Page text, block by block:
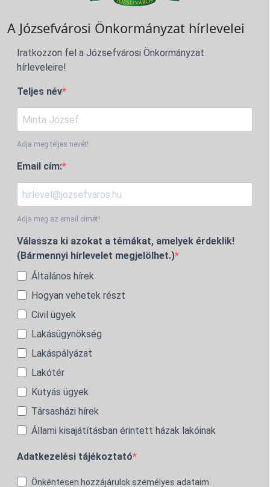
A Józsefvárosi Önkormányzat hírlevelei
Iratkozzon fel a Józsefvárosi Önkormányzat
hírleveleire!
Teljes név
Adja meg teljes nevét!
Email cím:
Adja meg az email címét!
Válassza ki azokat a témákat, amelyek érdeklik!
(Bármennyi hírlevelet megjelölhet.)
Általános hírek
Hogyan vehetek részt
Civil ügyek
Lakásügynökség
Lakáspályázat
Lakótér
Kutyás ügyek
Társasházi hírek
Állami kisajátításban érintett házak lakóinak
Adatkezelési tájékoztató
Önkéntesen hozzájárulok személyes adataim